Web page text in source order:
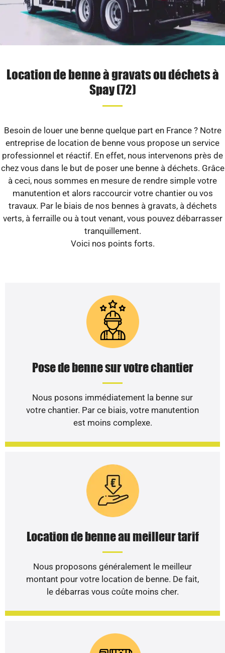
Location de benne à gravats ou déchets à
Spay (72)
Besoin de louer une benne quelque part en France ? Notre
entreprise de location de benne vous propose un service
professionnel et réactif. En effet, nous intervenons près de
chez vous dans le but de poser une benne à déchets. Grâce
à ceci, nous sommes en mesure de rendre simple votre
manutention et alors raccourcir votre chantier ou vos
travaux. Par le biais de nos bennes à gravats, à déchets
verts, à ferraille ou à tout venant, vous pouvez débarrasser
tranquillement.
Voici nos points forts.
Pose de benne sur votre chantier
Nous posons immédiatement la benne sur
votre chantier. Par ce biais, votre manutention
est moins complexe.
Location de benne au meilleur tarif
Nous proposons généralement le meilleur
montant pour votre location de benne. De fait,
le débarras vous coûte moins cher.